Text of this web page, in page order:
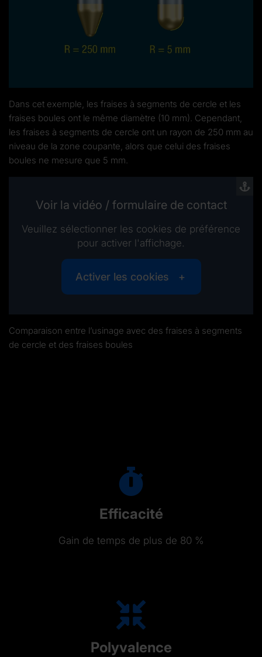
Dans cet exemple, les fraises à segments de cercle et les
fraises boules ont le même diamètre (10 mm). Cependant,
les fraises à segments de cercle ont un rayon de 250 mm au
niveau de la zone coupante, alors que celui des fraises
boules ne mesure que 5 mm.
Voir la vidéo / formulaire de contact
Veuillez sélectionner les cookies de préférence
pour activer l'affichage.
Activer les cookies
Comparaison entre l’usinage avec des fraises à segments
de cercle et des fraises boules
Efficacité
Gain de temps de plus de 80 %
Polyvalence